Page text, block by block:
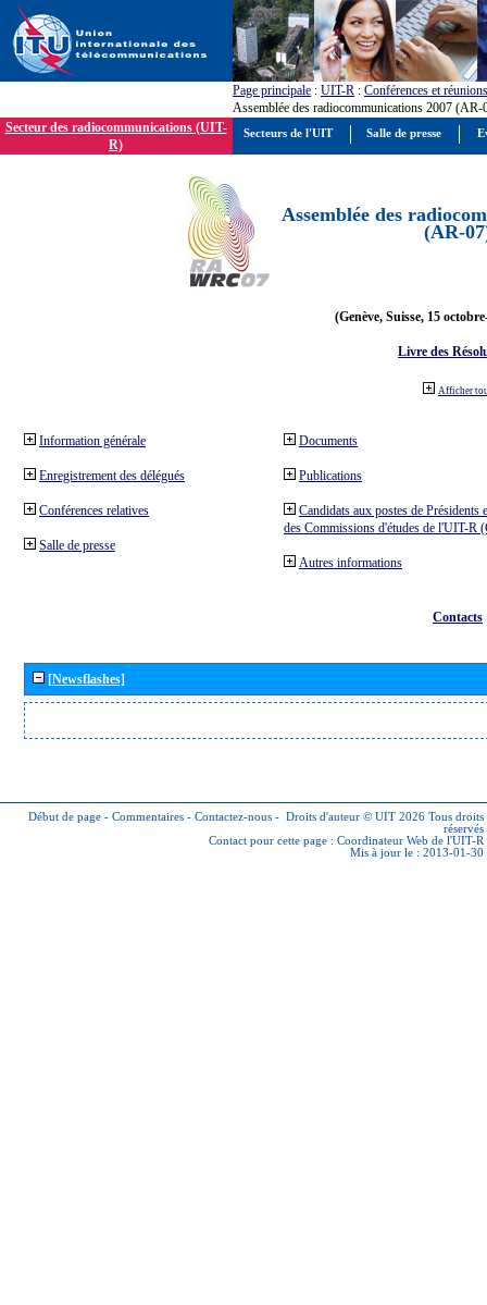
Page principale : UIT-R : Conférences et réunions
Assemblée des radiocommunications 2007 (AR-
Secteur des radiocommunications (UIT-
R)
Assemblée des
(AR-
(Genève, Suisse, 15
Livre des
Afficher
Information générale
Enregistrement des délégués
Conférences relatives
Salle de presse
Documents
Publications
Candidats aux postes de Présidents
des Commissions d'études de l'UIT-R
Autres informations
Contacts
[Newsflashes]
Début de page - Commentaires - Contactez-nous - Droits d'auteur © UIT 2026 Tous droits
réservés
Contact pour cette page : Coordinateur Web de l'UIT-R
Mis à jour le : 2013-01-30
Secteurs de l'UIT Salle de presse